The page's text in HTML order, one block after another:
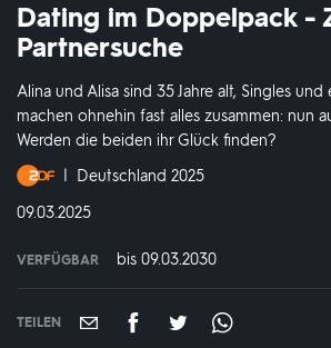
Dating im Doppelpack -
Partnersuche
Alina und Alisa sind 35 Jahre alt, Singles
machen ohnehin fast alles zusammen: nun
Werden die beiden ihr Glück finden?
Produktionsland
und
jahr:
Deutschland 2025
DATUM:
09.03.2025
VERFÜGBAR bis 09.03.2030
TEILEN